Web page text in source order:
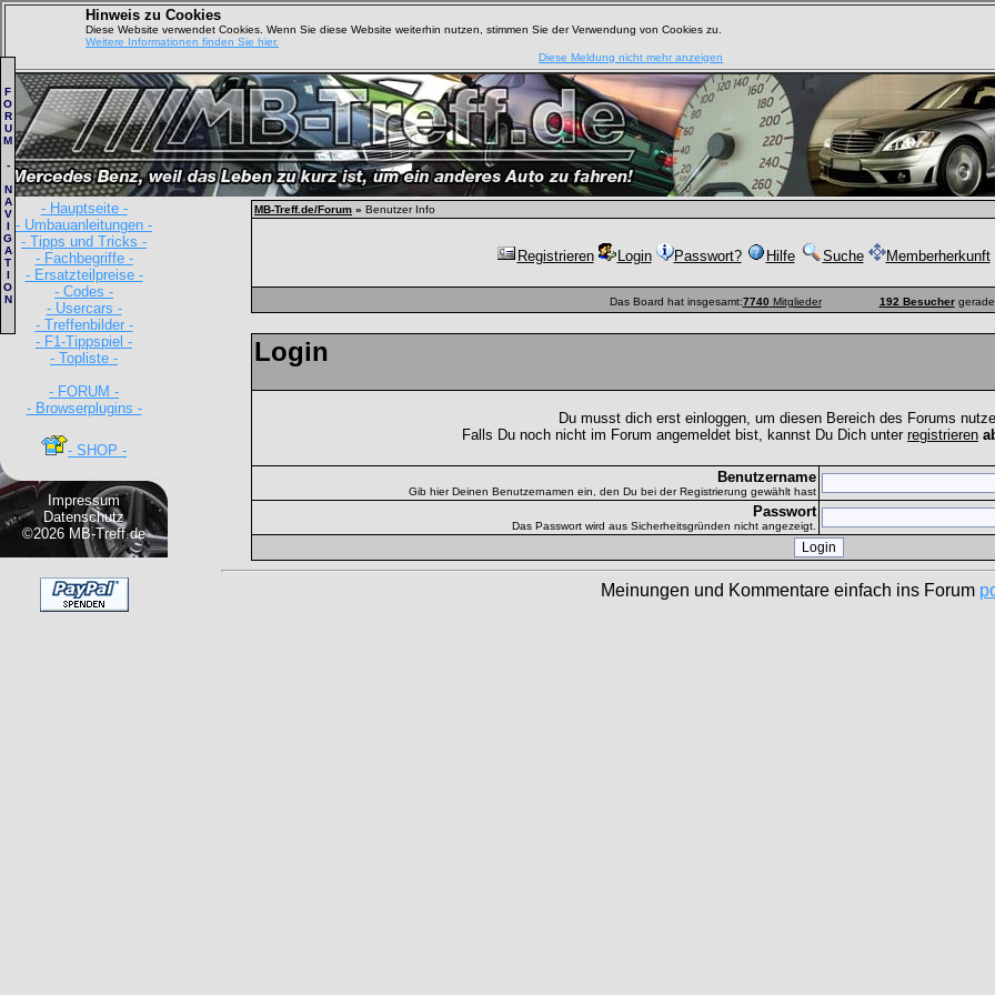
Hinweis zu Cookies
Diese Website verwendet Cookies. Wenn Sie diese Website weiterhin nutzen, stimmen Sie der Verwendung von Cookies zu.
Weitere Informationen finden Sie hier.
Diese Meldung nicht mehr anzeigen
- Hauptseite -
- Umbauanleitungen -
- Tipps und Tricks -
- Fachbegriffe -
- Ersatzteilpreise -
- Codes -
- Usercars -
- Treffenbilder -
- F1-Tippspiel -
- Topliste -
- FORUM -
- Browserplugins -
- SHOP -
Impressum
Datenschutz
©2026 MB-Treff.de
F
O
R
U
M
-
N
A
V
I
G
A
T
I
O
N
MB-Treff.de/Forum » Benutzer Info
Registrieren Login Passwort? Hilfe Suche Memberherkunft
Das Board hat insgesamt:7740 Mitglieder 192 Besuchergerade
Login
Du musst dich erst einloggen, um diesen Bereich des Forums
Falls Du noch nicht im Forum angemeldet bist, kannst Du Dich unter registrieren
Benutzername
Gib hier Deinen Benutzernamen ein, den Du bei der Registrierung gewählt hast
Passwort
Das Passwort wird aus Sicherheitsgründen nicht angezeigt.
Meinungen und Kommentare einfach ins Forum